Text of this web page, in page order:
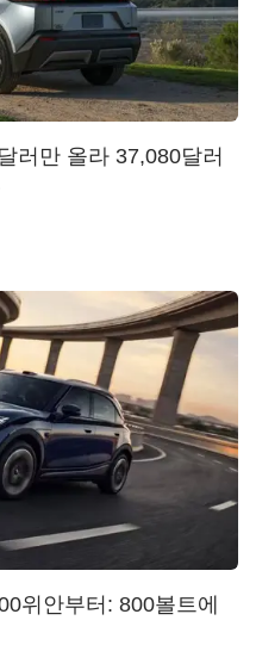
러만 올라 37,080달러
위안부터: 800볼트에